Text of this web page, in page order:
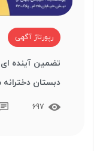
رپورتاژ آگهی
تضمین آینده
دبستان دخترانه
697